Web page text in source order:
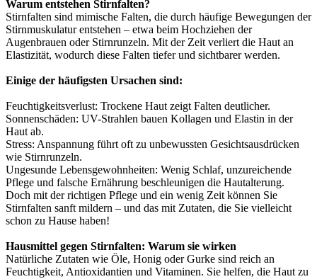
Warum entstehen Stirnfalten?
Stirnfalten sind mimische Falten, die durch häufige Bewegungen der
Stirnmuskulatur entstehen – etwa beim Hochziehen der
Augenbrauen oder Stirnrunzeln. Mit der Zeit verliert die Haut an
Elastizität, wodurch diese Falten tiefer und sichtbarer werden.
Einige der häufigsten Ursachen sind:
Feuchtigkeitsverlust: Trockene Haut zeigt Falten deutlicher.
Sonnenschäden: UV-Strahlen bauen Kollagen und Elastin in der
Haut ab.
Stress: Anspannung führt oft zu unbewussten Gesichtsausdrücken
wie Stirnrunzeln.
Ungesunde Lebensgewohnheiten: Wenig Schlaf, unzureichende
Pflege und falsche Ernährung beschleunigen die Hautalterung.
Doch mit der richtigen Pflege und ein wenig Zeit können Sie
Stirnfalten sanft mildern – und das mit Zutaten, die Sie vielleicht
schon zu Hause haben!
Hausmittel gegen Stirnfalten: Warum sie wirken
Natürliche Zutaten wie Öle, Honig oder Gurke sind reich an
Feuchtigkeit, Antioxidantien und Vitaminen. Sie helfen, die Haut zu